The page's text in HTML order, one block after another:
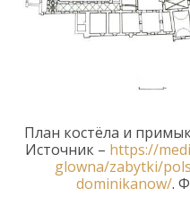
План костёла и
Источник – https://
glowna/zabytki/
dominikanow/.